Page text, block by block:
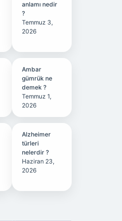
anlamı nedir
?
Temmuz 3,
2026
Ambar
gümrük ne
demek ?
Temmuz 1,
2026
Alzheimer
türleri
nelerdir ?
Haziran 23,
2026